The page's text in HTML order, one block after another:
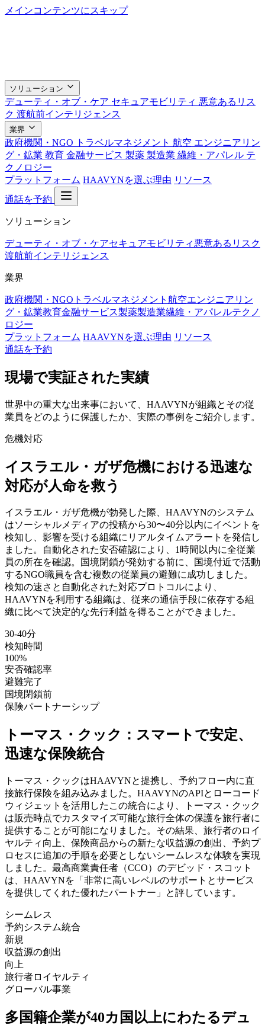
メインコンテンツにスキップ
ソリューション
デューティ・オブ・ケア セキュアモビリティ 悪意あるリス
ク 渡航前インテリジェンス
業界
政府機関・NGO トラベルマネジメント 航空 エンジニアリン
グ・鉱業 教育 金融サービス 製薬 製造業 繊維・アパレル テ
クノロジー
プラットフォーム HAAVYNを選ぶ理由 リソース
通話を予約
ソリューション
デューティ・オブ・ケアセキュアモビリティ 悪意あるリスク
渡航前インテリジェンス
業界
政府機関・NGO トラベルマネジメント 航空エンジニアリン
グ・鉱業教育金融サービス製薬製造業繊維・アパレルテクノ
ロジー
プラットフォーム HAAVYNを選ぶ理由 リソース
通話を予約
現場で実証された実績
世界中の重大な出来事において、HAAVYNが組織とその従
業員をどのように保護したか、実際の事例をご紹介します。
危機対応
イスラエル・ガザ危機における迅速な
対応が人命を救う
イスラエル・ガザ危機が勃発した際、HAAVYNのシステム
はソーシャルメディアの投稿から30〜40分以内にイベントを
検知し、影響を受ける組織にリアルタイムアラートを発信し
ました。自動化された安否確認により、1時間以内に全従業
員の所在を確認。国境閉鎖が発効する前に、国境付近で活動
するNGO職員を含む複数の従業員の避難に成功しました。
検知の速さと自動化された対応プロトコルにより、
HAAVYNを利用する組織は、従来の通信手段に依存する組
織に比べて決定的な先行利益を得ることができました。
30-40分
検知時間
100%
安否確認率
避難完了
国境閉鎖前
保険パートナーシップ
トーマス・クック：スマートで安定、
迅速な保険統合
トーマス・クックはHAAVYNと提携し、予約フロー内に直
接旅行保険を組み込みました。HAAVYNのAPIとローコード
ウィジェットを活用したこの統合により、トーマス・クック
は販売時点でカスタマイズ可能な旅行全体の保護を旅行者に
提供することが可能になりました。その結果、旅行者のロイ
ヤルティ向上、保険商品からの新たな収益源の創出、予約プ
ロセスに追加の手順を必要としないシームレスな体験を実現
しました。最高商業責任者（CCO）のデビッド・スコット
は、HAAVYNを「非常に高いレベルのサポートとサービス
を提供してくれた優れたパートナー」と評しています。
シームレス
予約システム統合
新規
収益源の創出
向上
旅行者ロイヤルティ
グローバル事業
多国籍企業が40カ国以上にわたるデュ